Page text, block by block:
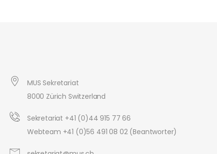
MUS Sekretariat
8000 Zürich Switzerland
Sekretariat +41 (0)44 915 77 66
Webteam +41 (0)56 491 08 02 (Beantworter)